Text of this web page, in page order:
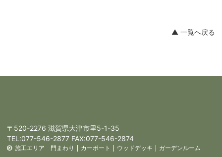
▲ 一覧へ戻る
〒520-2276 滋賀県大津市里5-1-35
TEL:077-546-2877 FAX:077-546-2874
施工エリア 門まわり | カーポート | ウッドデッキ | ガーデンルーム